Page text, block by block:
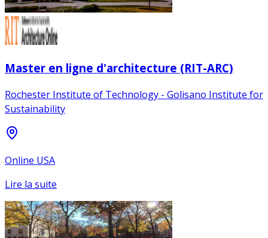
Master en ligne d'architecture (RIT-ARC)
Rochester Institute of Technology - Golisano Institute for
Sustainability
Online USA
Lire la suite